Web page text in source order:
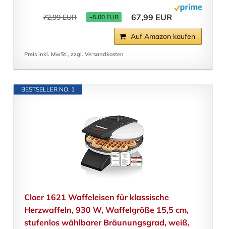
72,99 EUR −5,00 EUR 67,99 EUR
Auf Amazon kaufen
Preis inkl. MwSt., zzgl. Versandkosten
BESTSELLER NO. 1
Cloer 1621 Waffeleisen für klassische
Herzwaffeln, 930 W, Waffelgröße 15,5 cm,
stufenlos wählbarer Bräunungsgrad, weiß,